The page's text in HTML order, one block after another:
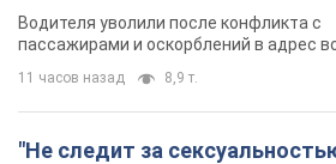
военным и поплатился за это.
Видео
Водителя уволили после конфликта с
пассажирами и оскорблений в адрес
11 часов назад 8,9 т.
"Не следит за